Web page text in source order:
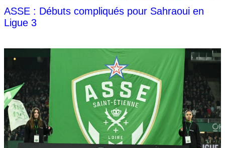
ASSE : Débuts compliqués pour Sahraoui en
Ligue 3